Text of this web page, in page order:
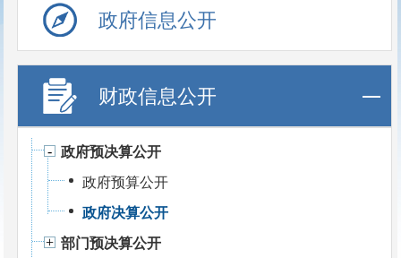
政府信息公开
财政信息公开
政府预决算公开
政府预算公开
政府决算公开
部门预决算公开